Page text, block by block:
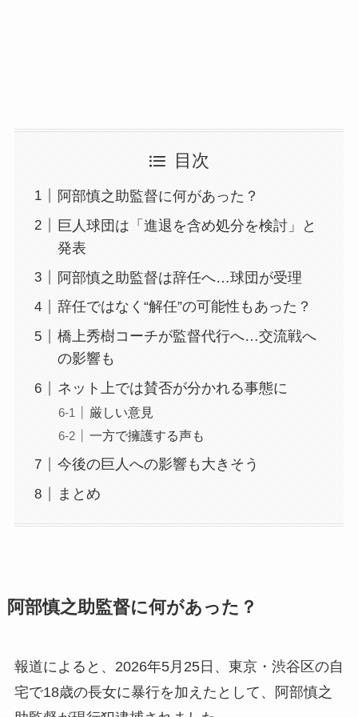
目次
阿部慎之助監督に何があった？
巨人球団は「進退を含め処分を検討」と
発表
阿部慎之助監督は辞任へ…球団が受理
辞任ではなく“解任”の可能性もあった？
橋上秀樹コーチが監督代行へ…交流戦へ
の影響も
ネット上では賛否が分かれる事態に
厳しい意見
一方で擁護する声も
今後の巨人への影響も大きそう
まとめ
阿部慎之助監督に何があった？
報道によると、2026年5月25日、東京・渋谷区の自
宅で18歳の長女に暴行を加えたとして、阿部慎之